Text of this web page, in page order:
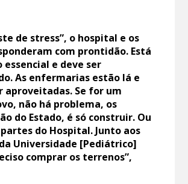
de stress”, o hospital e os
com prontidão. Está
essencial e deve ser
As enfermarias estão lá e
aproveitadas. Se for um
não há problema, os
do Estado, é só construir. Ou
do Hospital. Junto aos
Universidade [Pediátrico]
comprar os terrenos”,